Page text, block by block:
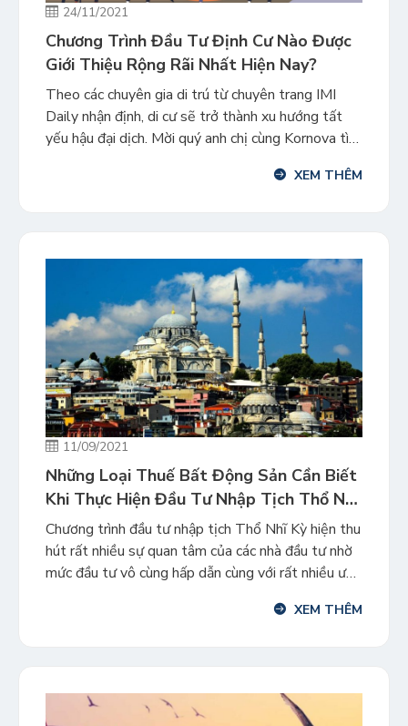
24/11/2021
Chương Trình Đầu Tư Định Cư Nào Được
Giới Thiệu Rộng Rãi Nhất Hiện Nay?
Theo các chuyên gia di trú từ chuyên trang IMI
Daily nhận định, di cư sẽ trở thành xu hướng tất
yếu hậu đại dịch. Mời quý anh chị cùng Kornova tìm
thiệu rộng rãi nhất hiện nay. Số liệu được chuyên
XEM THÊM
11/09/2021
Những Loại Thuế Bất Động Sản Cần Biết
Khi Thực Hiện Đầu Tư Nhập Tịch Thổ Nhĩ
Kỳ
Chương trình đầu tư nhập tịch Thổ Nhĩ Kỳ hiện thu
hút rất nhiều sự quan tâm của các nhà đầu tư nhờ
mức đầu tư vô cùng hấp dẫn cùng với rất nhiều ưu
hình thức mua bất động sản, việc nắm rõ […]XEM THÊM